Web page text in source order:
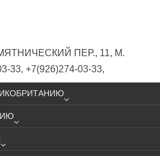
ПЕР., 11, М.
33, +7(926)274-03-33,